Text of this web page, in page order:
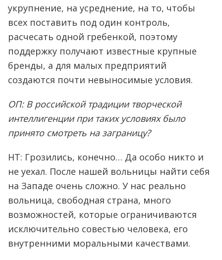
укрупнение, на усреднение, на то, чтобы
всех поставить под один контроль,
расчесать одной гребенкой, поэтому
поддержку получают известные крупные
бренды, а для малых предприятий
создаются почти невыносимые условия.
ОП: В российской традиции творческой
интеллигенции при таких условиях было
принято смотреть на заграницу?
НТ: Грозились, конечно… Да особо никто и
не уехал. После нашей вольницы найти себя
на Западе очень сложно. У нас реально
вольница, свободная страна, много
возможностей, которые ограничиваются
исключительно совестью человека, его
внутренними моральными качествами.